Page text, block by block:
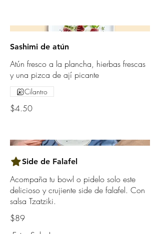
Sashimi de atún
Atún fresco a la plancha, hierbas frescas
y una pizca de ají picante
$4.50
Cilantro
Side de Falafel
Acompaña tu bowl o pidelo solo este
delicioso y crujiente side de falafel. Con
salsa Tzatziki.
$89